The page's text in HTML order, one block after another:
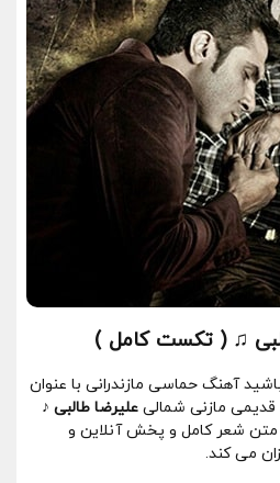
♫ ( تکست کامل )
آهنگ حماسی مازندرانی با عنوان
قدیمی مازنی شمالی علیرضا طالبی ♪
متن شعر کامل و پخش آنلاین و
می کند.